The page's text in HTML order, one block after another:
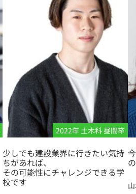
2022年 土木科 昼間卒
少しでも建設業界に行きたい気持
ちがあれば、
その可能性にチャレンジできる学
校です